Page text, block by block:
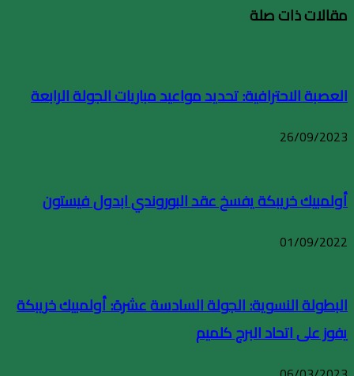
مقالات ذات صلة
العصبة الاحترافية: تحديد مواعيد مباريات الجولة الرابعة
26/09/2023
أولمبيك خريبكة يفسخ عقد البوروندي ابدول فيستون
01/09/2022
البطولة النسوية: الجولة السادسة عشرة: أولمبيك خريبكة
يفوز على اتحاد البرج كلميم